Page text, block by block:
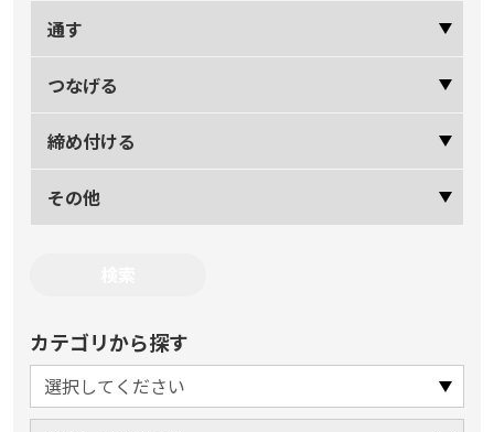
通す
つなげる
締め付ける
その他
カテゴリから探す